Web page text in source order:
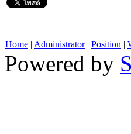
Home | Administrator| Position |
Powered by